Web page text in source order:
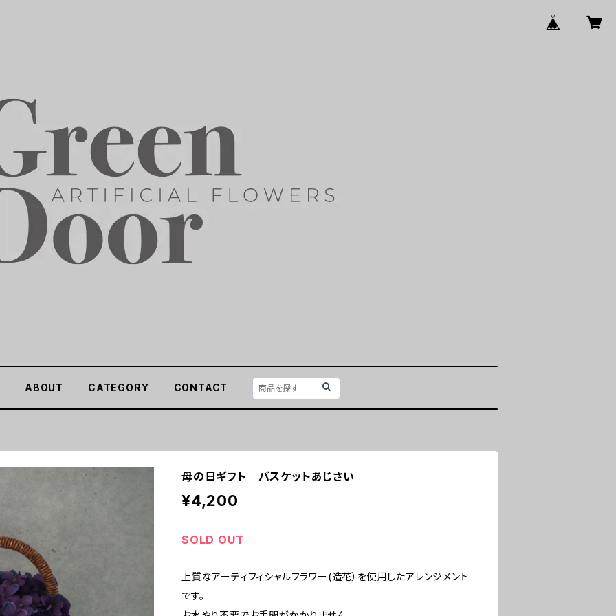
ABOUT CATEGORY CONTACT
母の日ギフト バスケットあじさい
¥4,200
SOLD OUT
上質なアーティフィシャルフラワー(造花）を使用したアレンジメント
です。